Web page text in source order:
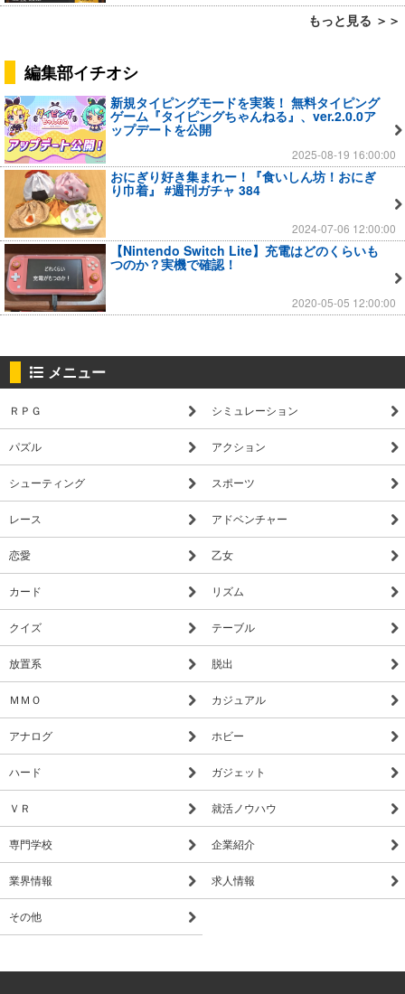
もっと見る ＞＞
編集部イチオシ
新規タイピングモードを実装！ 無料タイピング
ゲーム『タイピングちゃんねる』、ver.2.0.0ア
ップデートを公開
2025-08-19 16:00:00
おにぎり好き集まれー！『食いしん坊！おにぎ
り巾着』 #週刊ガチャ 384
2024-07-06 12:00:00
【Nintendo Switch Lite】充電はどのくらいも
つのか？実機で確認！
2020-05-05 12:00:00
メニュー
ＲＰＧ シミュレーション
パズル アクション
シューティング スポーツ
レース アドベンチャー
恋愛 乙女
カード リズム
クイズ テーブル
放置系 脱出
ＭＭＯ カジュアル
アナログ ホビー
ハード ガジェット
ＶＲ 就活ノウハウ
専門学校 企業紹介
業界情報 求人情報
その他